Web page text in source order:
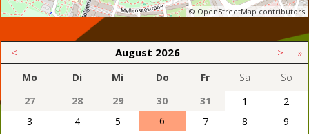
© OpenStreetMap contributors
< August 2026 > »
Mo Di Mi Do Fr Sa
So
27
28 29 30 31 1
2
3
4 5 6 7 8
9